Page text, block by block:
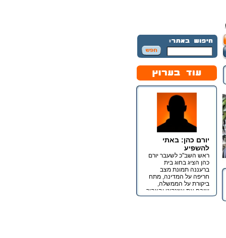
יורם כהן: באתי
להשפיע
ראש השב"כ לשעבר יורם
כהן הציג בחוג בית
ברעננה תמונת מצב
חריפה על המדינה, מתח
ביקורת על הממשלה,
שיבח את איזנקוט והצהיר
כי מטרתו אינה כנסת אלא